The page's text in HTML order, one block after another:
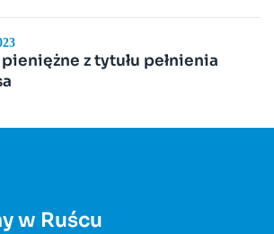
z tytułu pełnienia
w Ruścu